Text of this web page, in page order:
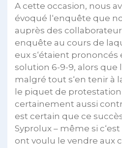
A cette occasion, nous
évoqué l‘enquête que
auprès des
enquête au cours de
eux s‘étaient prononcés
solution 6-9-9, alors que
malgré tout s‘en tenir à
le piquet de
certainement aussi
est certain que ce
Syprolux – même si
ont voulu le vendre aux